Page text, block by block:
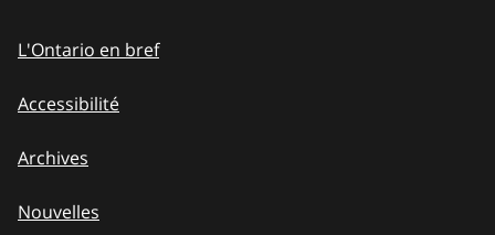
L'Ontario en bref
Accessibilité
Archives
Nouvelles